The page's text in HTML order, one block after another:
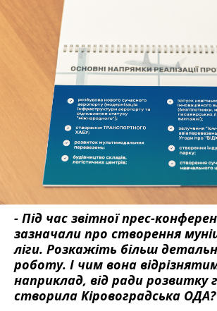
- Під час звітної прес-
зазначали про створення
ліги. Розкажіть більш
роботу. І чим вона
наприклад, від ради розвитку
створила Кіровоградська ОДА?